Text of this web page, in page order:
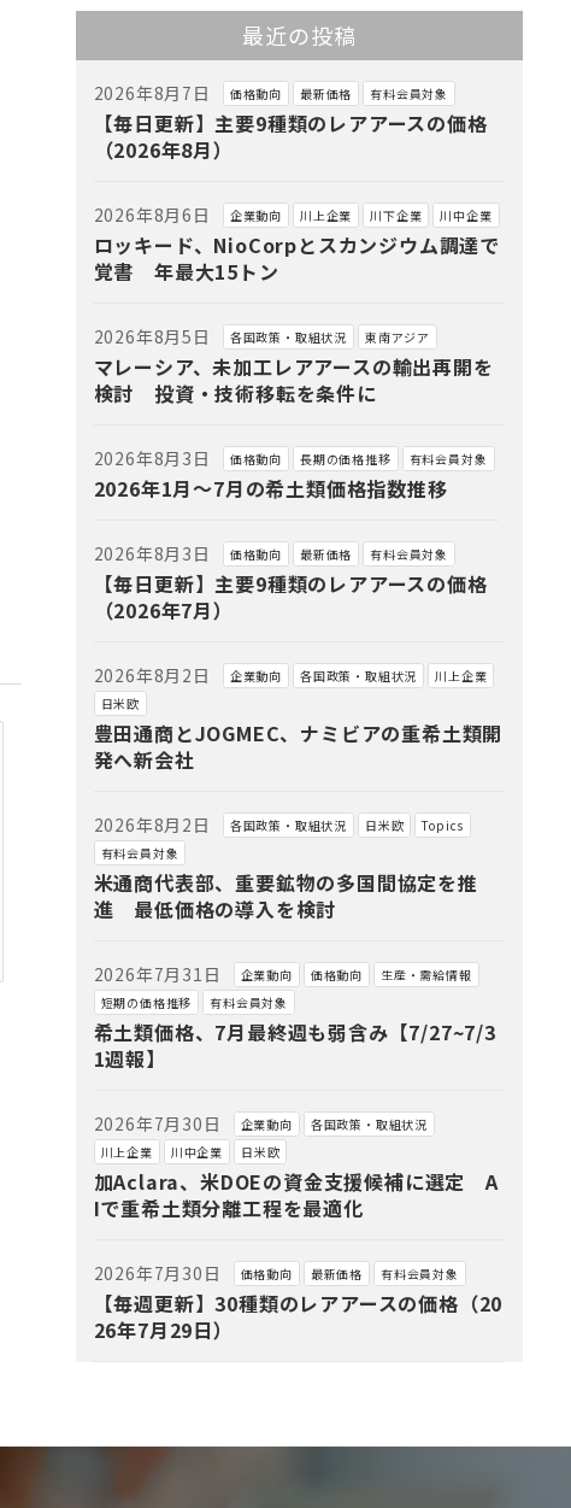
最近の投稿
2026年8月7日 価格動向 最新価格 有料会員対象
【毎日更新】主要9種類のレアアースの価格
（2026年8月）
2026年8月6日 企業動向 川上企業 川下企業 川中企業
ロッキード、NioCorpとスカンジウム調達で
覚書 年最大15トン
2026年8月5日 各国政策・取組状況 東南アジア
マレーシア、未加工レアアースの輸出再開を
検討 投資・技術移転を条件に
2026年8月3日 価格動向 長期の価格推移 有料会員対象
2026年1月～7月の希土類価格指数推移
2026年8月3日 価格動向 最新価格 有料会員対象
【毎日更新】主要9種類のレアアースの価格
（2026年7月）
2026年8月2日 企業動向 各国政策・取組状況
川上企業
日米欧
豊田通商とJOGMEC、ナミビアの重希土類開
発へ新会社
2026年8月2日 各国政策・取組状況 日米欧
Topics
有料会員対象
米通商代表部、重要鉱物の多国間協定を推
進 最低価格の導入を検討
2026年7月31日 企業動向 価格動向
生産・需給情報
短期の価格推移
有料会員対象
希土類価格、7月最終週も弱含み【7/27~7/3
1週報】
2026年7月30日 企業動向
各国政策・取組状況
川上企業
川中企業 日米欧
加Aclara、米DOEの資金支援候補に選定 A
Iで重希土類分離工程を最適化
2026年7月30日 価格動向 最新価格 有料会員対象
【毎週更新】30種類のレアアースの価格（20
26年7月29日）